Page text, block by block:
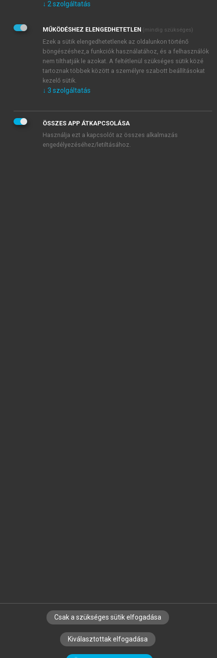
Kérek értesítést az Akadémiai Kiadó Zrt. újdonságairól,
Adatkezelési tájékoztatóbanfoglaltakat tudomásul
veszem és elfogadom.
Általános vásárlási feltételeket, valamint a szotar.netés a
mersz.huoldalak licencszerződéseiben foglaltakat
tudomásul veszem és elfogadom.
KIPRÓBÁLOM
SZERZŐKNEK CÉGEKNEK KÖNYVTÁROSOKNAK
SZERKESZTÉSI ÉS LEKTORÁLÁSI ALAPELVEK
↓ 2 szolgáltatás
MŰKÖDÉSHEZ ELENGEDHETETLEN (mindig szükséges)
Ezek a sütik elengedhetetlenek az oldalunkon történő
böngészéshez,a funkciók használatához, és a felhasználók
nem tilthatják le azokat. A feltétlenül szükséges sütik közé
tartoznak többek között a személyre szabott beállításokat
kezelő sütik.
↓ 3 szolgáltatás
ÖSSZES APP ÁTKAPCSOLÁSA
Használja ezt a kapcsolót az összes alkalmazás
engedélyezéséhez/letiltásához.
Csak a szükséges sütik elfogadása
Kiválasztottak elfogadása